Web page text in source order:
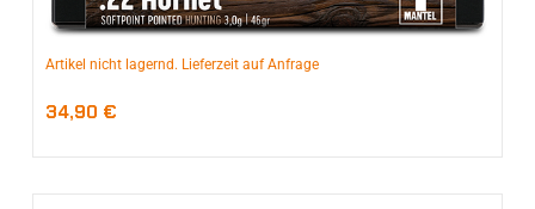
Artikel nicht lagernd. Lieferzeit auf Anfrage
34,90 €